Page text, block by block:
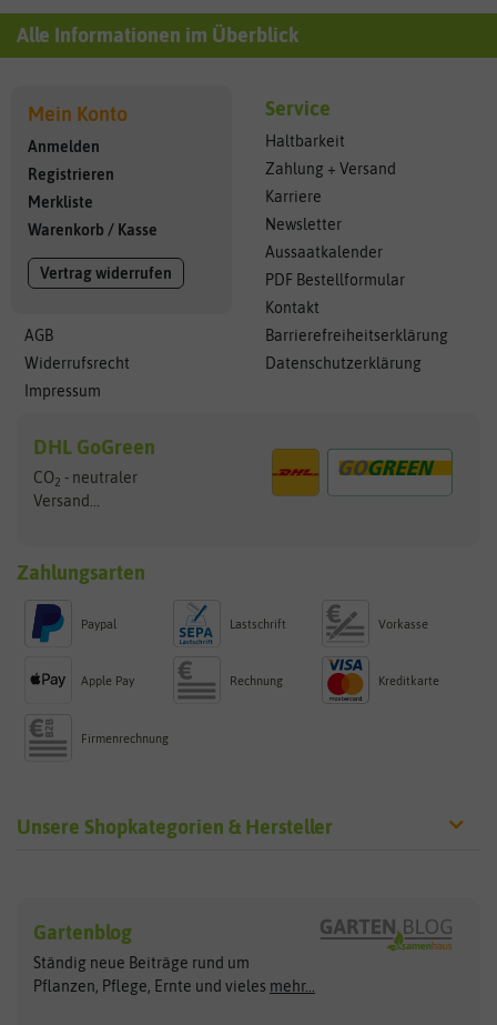
Alle Informationen im Überblick
Mein Konto
Anmelden
Registrieren
Merkliste
Warenkorb / Kasse
Vertrag widerrufen
AGB
Widerrufsrecht
Impressum
Service
Haltbarkeit
Zahlung + Versand
Karriere
Newsletter
Aussaatkalender
PDF Bestellformular
Kontakt
Barrierefreiheitserklärung
Datenschutzerklärung
DHL GoGreen
CO2 - neutraler
Versand...
Zahlungsarten
Paypal Lastschrift Vorkasse
Apple Pay Rechnung Kreditkarte
Firmenrechnung
Unsere Shopkategorien & Hersteller
Exotische Samen
Gemüsesamen
Gründünger
Arche Noah
ASB Greenworld
Clever Pots
COMPO
Gartenblog
Ständig neue Beiträge rund um
Pflanzen, Pflege, Ernte und vieles mehr...